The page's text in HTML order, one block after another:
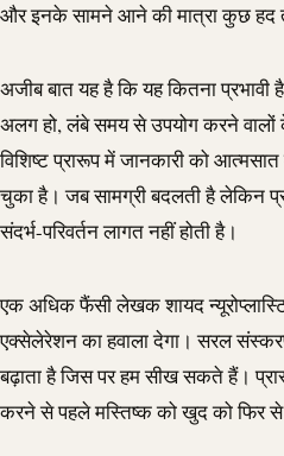
और इनके सामने आने की मात्रा कुछ हद
अजीब बात यह है कि यह कितना
अलग हो, लंबे समय से उपयोग करने वालों
विशिष्ट प्रारूप में जानकारी को
चुका है। जब सामग्री बदलती है लेकिन
संदर्भ-परिवर्तन लागत नहीं होती है।
एक अधिक फैंसी लेखक शायद
एक्सेलेरेशन का हवाला देगा। सरल
बढ़ाता है जिस पर हम सीख सकते हैं।
करने से पहले मस्तिष्क को खुद को फिर से